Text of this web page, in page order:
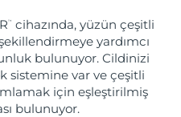
™
cihazında, yüzün çeşitli
yardımcı
bulunuyor. Cildinizi
sistemine var ve çeşitli
için eşleştirilmiş
bulunuyor.